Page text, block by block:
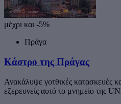
μέχρι και -5%
Πράγα
Κάστρο της Πράγας
Ανακάλυψε γοτθικές κατασκευές
εξερευνείς αυτό το μνημείο της